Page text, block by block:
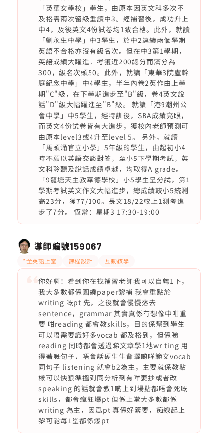
「英華女學校」學生，由原本因英文科多次不
及格需兩次留級重讀中3。經補習後，成功升上
中4，及後英文4份試卷均1致合格。此外，就讀
「劉永生中學」中3學生，於中2連續兩個學期
英語不合格亦沒有級名次。但在中3第1學期，
英語成績大躍進，考獲近200總分而滿分為
300，級名次頭50。此外，就讀「東華3院盧幹
庭紀念中學」中4學生，半年內卷2英作由上學
期"C"級，在下學期進步至"B"級，卷4英文說
話"D"級大幅躍進至"B"級。 就讀「港9潮州公
會中學」中5學生，經特訓後，SBA成績亮眼，
而英文4份試卷皆有大進步，獲校內老師預測可
由原本level3或4升至level 5。 另外，就讀
「馬頭涌官立小學」5年級的學生，由起初小4
時不願以英語交談對答，至小5下學期考試，英
文科聆聽及說話成績卓越，均取得A grade。
「9龍塘天主教華德學校」小5學生呈分試，第1
學期考試英文作文大幅進步，總成績較小5統測
高23分，獲77/100。長文18/22較上1測考進
步了7分。 恆常：星期3 17:30-19:00
導師編號159067
*全英語上堂 課程設計 互動教學
你好啊！看到你在找補習老師我可以自薦1下，
我大多數都係圍繞paper黎補 我會重點於
writing 嘅pt 先，之後就會慢慢落去
sentence，grammar 其實真係冇想像中咁重
要 咁reading 都會教skills，目的係幫到學生
可以唔需要識好多vocab 都及格到，但係睇
reading 同時都會透過睇文章學1地writing 用
得著嘅句子，唔會話硬生生背曬啲咩範文vocab
同句子 listening 就會b2為主，主要就係教點
樣可以快狠準搵到同分析到有咩要抄或者改
speaking 的話就會教1啲上到場點都唔會死嘅
skills，都會瘋狂爆pt 但係上堂大多數都係
writing 為主，因爲pt 真係好緊要，痴線起上
黎可能每1堂都係爆pt